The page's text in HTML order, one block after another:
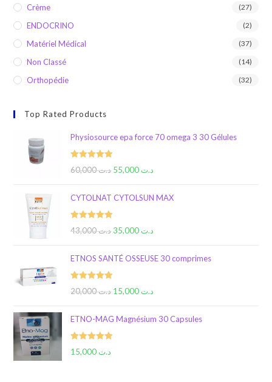
Crème (27)
ENDOCRINO (2)
Matériel Médical (37)
Non Classé (14)
Orthopédie (32)
Top Rated Products
Physiosource epa force 70 omega 3 30 Gélules
Rated 5.00د.ت60,000 د.ت
CYTOLNAT CYTOLSUN MAX
Rated 5.00د.ت43,000 د.ت
ETNOS SANTÉ OSSEUSE 30 comprimes
Rated 5.00د.ت20,000 د.ت
ETNO-MAG Magnésium 30 Capsules
Rated 5.00د.ت